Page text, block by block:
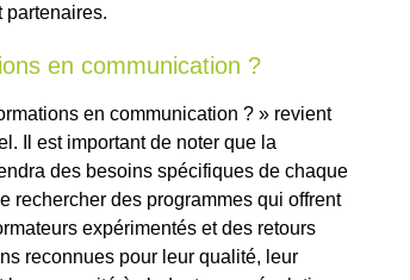
partenaires.
en communication ?
en communication ? » revient
Il est important de noter que la
des besoins spécifiques de chaque
rechercher des programmes qui offrent
expérimentés et des retours
reconnues pour leur qualité, leur